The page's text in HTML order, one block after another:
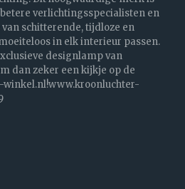
verlichtingsspecialisten en
schitterende, tijdloze en
in elk interieur passen.
designlamp van
dan zeker een kijkje op de
winkel.nl!www.kroonluchter-